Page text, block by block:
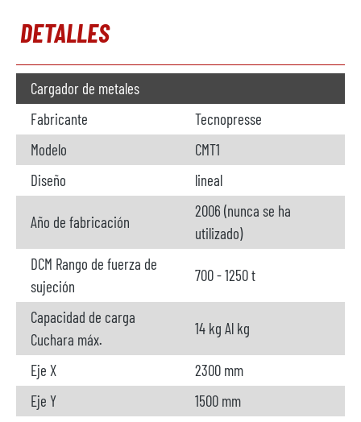
DETALLES
Cargador de metales
Fabricante
Tecnopresse
Modelo
CMT1
Diseño
lineal
Año de fabricación
2006 (nunca se ha
utilizado)
DCM Rango de fuerza de
sujeción
700 - 1250 t
Capacidad de carga
Cuchara máx.
14 kg Al kg
Eje X
2300 mm
Eje Y
1500 mm